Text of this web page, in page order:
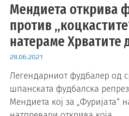
Мендиета открива
против
натераме Хрватите
28.06.2021
Легендарниот фудбалер од
шпанската фудбалска
Мендиета кој за „Фуријата“